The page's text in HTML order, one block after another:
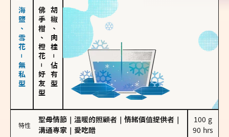
海鹽、雪花－無私型 佛手柑、橙花
－
好友型
胡椒、肉桂
－
佔有型
特性
聖母情節 溫暖的照顧者 情緒價值提供者
溝通專家
愛吃醋
100 g
90 hrs